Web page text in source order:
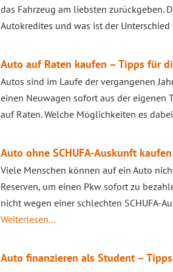
das Fahrzeug am liebsten zurückgeben.
Autokredites und was ist der
Auto auf Raten kaufen – Tipps für
Autos sind im Laufe der vergangenen
einen Neuwagen sofort aus der eigenen
auf Raten. Welche Möglichkeiten es
Auto ohne SCHUFA-Auskunft
Viele Menschen können auf ein Auto
Reserven, um einen Pkw sofort zu
nicht wegen einer schlechten SCHUFA-
Weiterlesen...
Auto finanzieren als Student –